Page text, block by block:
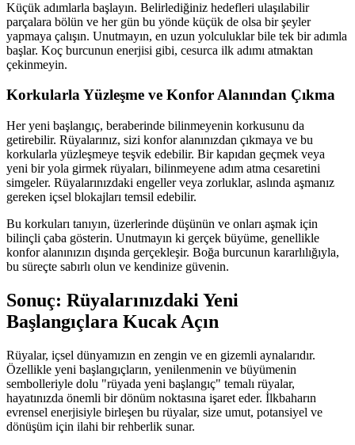
Küçük adımlarla başlayın. Belirlediğiniz hedefleri ulaşılabilir
parçalara bölün ve her gün bu yönde küçük de olsa bir şeyler
yapmaya çalışın. Unutmayın, en uzun yolculuklar bile tek bir adımla
başlar. Koç burcunun enerjisi gibi, cesurca ilk adımı atmaktan
çekinmeyin.
Korkularla Yüzleşme ve Konfor Alanından Çıkma
Her yeni başlangıç, beraberinde bilinmeyenin korkusunu da
getirebilir. Rüyalarınız, sizi konfor alanınızdan çıkmaya ve bu
korkularla yüzleşmeye teşvik edebilir. Bir kapıdan geçmek veya
yeni bir yola girmek rüyaları, bilinmeyene adım atma cesaretini
simgeler. Rüyalarınızdaki engeller veya zorluklar, aslında aşmanız
gereken içsel blokajları temsil edebilir.
Bu korkuları tanıyın, üzerlerinde düşünün ve onları aşmak için
bilinçli çaba gösterin. Unutmayın ki gerçek büyüme, genellikle
konfor alanınızın dışında gerçekleşir. Boğa burcunun kararlılığıyla,
bu süreçte sabırlı olun ve kendinize güvenin.
Sonuç: Rüyalarınızdaki Yeni
Başlangıçlara Kucak Açın
Rüyalar, içsel dünyamızın en zengin ve en gizemli aynalarıdır.
Özellikle yeni başlangıçların, yenilenmenin ve büyümenin
sembolleriyle dolu "rüyada yeni başlangıç" temalı rüyalar,
hayatınızda önemli bir dönüm noktasına işaret eder. İlkbaharın
evrensel enerjisiyle birleşen bu rüyalar, size umut, potansiyel ve
dönüşüm için ilahi bir rehberlik sunar.